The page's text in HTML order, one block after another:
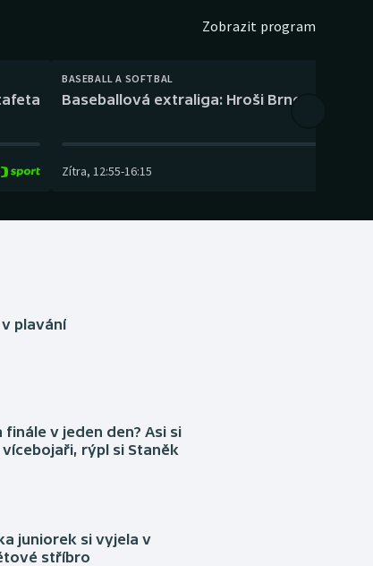
Zobrazit program
BASEBALL A SOFTBAL
Baseballová extraliga: Hroši Brno – Eagles
Zítra, 12:55-16:15
v plavání
finále v jeden den? Asi si
rýpl si Staněk
juniorek si vyjela v
stříbro